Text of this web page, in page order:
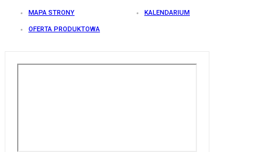
MAPA STRONY KALENDARIUM
OFERTA PRODUKTOWA